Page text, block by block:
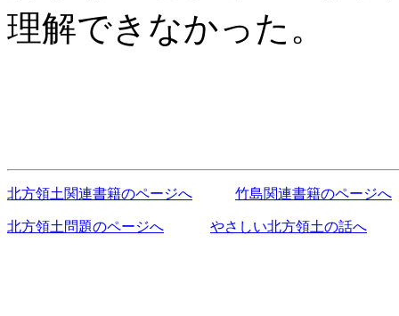
理解できなかった。
北方領土関連書籍のページへ 竹島関連書籍のページへ
北方領土問題のページへ やさしい北方領土の話へ